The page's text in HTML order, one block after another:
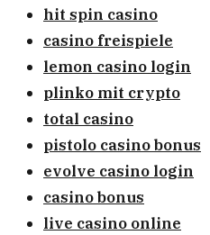
hit spin casino
casino freispiele
lemon casino login
plinko mit crypto
total casino
pistolo casino bonus
evolve casino login
casino bonus
live casino online